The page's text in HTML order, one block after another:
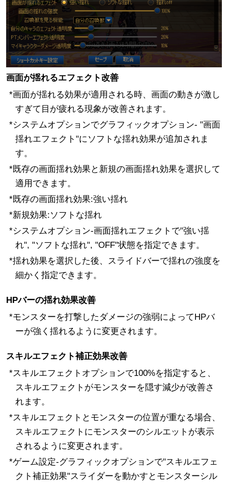
画面が揺れるエフェクト改善
*画面が揺れる効果が適用される時、画面の動きが激し
すぎて目が疲れる現象が改善されます。
*システムオプションでグラフィックオプション- "画面
揺れエフェクト"にソフトな揺れ効果が追加されま
す。
*既存の画面揺れ効果と新規の画面揺れ効果を選択して
適用できます。
*既存の画面揺れ効果:強い揺れ
*新規効果:ソフトな揺れ
*システムオプション-画面揺れエフェクトで"強い揺
れ", "ソフトな揺れ", "OFF"状態を指定できます。
*揺れ効果を選択した後、スライドバーで揺れの強度を
細かく指定できます。
HPバーの揺れ効果改善
*モンスターを打撃したダメージの強弱によってHPバ
ーが強く揺れるように変更されます。
スキルエフェクト補正効果改善
*スキルエフェクトオプションで100%を指定すると、
スキルエフェクトがモンスターを隠す減少が改善さ
れます。
*スキルエフェクトとモンスターの位置が重なる場合、
スキルエフェクトにモンスターのシルエットが表示
されるように変更されます。
*ゲーム設定-グラフィックオプションで"スキルエフェ
クト補正効果"スライダーを動かすとモンスターシル